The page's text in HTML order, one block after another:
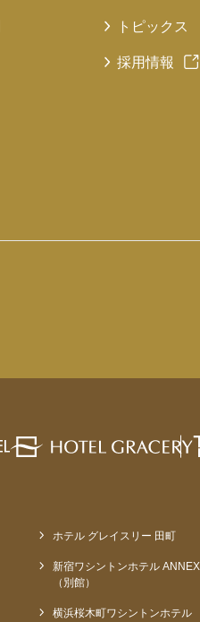
トピックス
採用情報
ホテル グレイスリー 田町
新宿ワシントンホテル ANNEX
（別館）
横浜桜木町ワシントンホテル